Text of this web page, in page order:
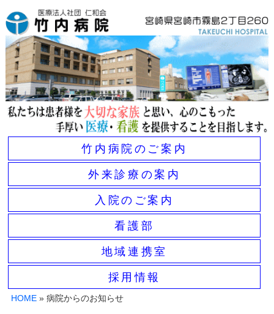
竹内病院のご案内
外来診療の案内
入院のご案内
看護部
地域連携室
採用情報
HOME» 病院からのお知らせ